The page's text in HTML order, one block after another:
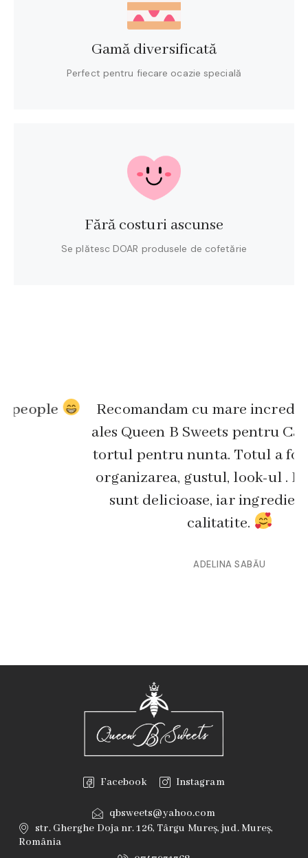
Gamă diversificată
Perfect pentru fiecare ocazie specială
Fără costuri ascunse
Se plătesc DOAR produsele de cofetărie
people
Recomandam cu mare
ales Queen B Sweets pentru
tortul pentru nunta. Totul a fost
organizarea, gustul, look-ul .
sunt delicioase, iar
calitatite.
ADELINA SABĂU
Facebook Instagram
qbsweets@yahoo.com
str. Gherghe Doja nr. 126, Târgu Mureș, jud. Mureș,
România